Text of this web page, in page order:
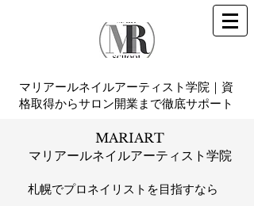
マリアールネイルアーティスト学院｜資
格取得からサロン開業まで徹底サポート
MARIART
マリアールネイルアーティスト学院
札幌​でプロネイリストを目指すなら